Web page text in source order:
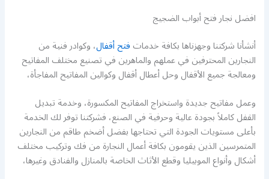
افضل نجار فتح أبواب الضجيج
أنشأنا شركتنا وجهزناها بكافة خدماتفتح أقفال، وكوادر فنية من
النجارين المحترفين في عملهم والماهرين في تصنيع مختلف المفاتيح
ومعالجة جميع الأقفال وحل أعطال أقفال وكوالين المفاتيح المفاجأة،
وعمل مفاتيح جديدة واستخراج المفاتيح المكسورة، وخدمة تبديل
القفل كاملاً بجودة عالية وحرفية في الصنع، فشركتنا توفر لك الخدمة
بأعلى مستويات الجودة التي تحتاجها بفضل أضخم طاقم من النجارين
المتمرسين الذين يقومون بكافة أعمال النجارة من فك وتركيب مختلف
أشكال وأنواع الموبيليا وقطع الأثاث الخاصة بالمنازل والفنادق وغيرها،